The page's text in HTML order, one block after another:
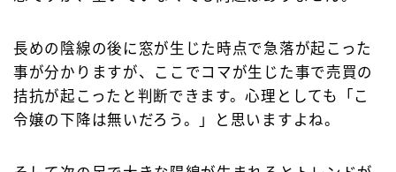
長めの陰線の後に窓が生じた時点で急落が起こった
事が分かりますが、ここでコマが生じた事で売買の
拮抗が起こったと判断できます。心理としても「こ
令嬢の下降は無いだろう。」と思いますよね。